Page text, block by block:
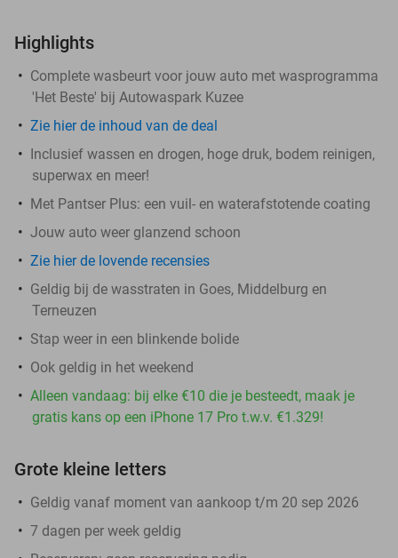
Highlights
Complete wasbeurt voor jouw auto met wasprogramma
'Het Beste' bij Autowaspark Kuzee
Zie hier de inhoud van de deal
Inclusief wassen en drogen, hoge druk, bodem reinigen,
superwax en meer!
Met Pantser Plus: een vuil- en waterafstotende coating
Jouw auto weer glanzend schoon
Zie hier de lovende recensies
Geldig bij de wasstraten in Goes, Middelburg en
Terneuzen
Stap weer in een blinkende bolide
Ook geldig in het weekend
Alleen vandaag: bij elke €10 die je besteedt, maak je
gratis kans op een iPhone 17 Pro t.w.v. €1.329!
Grote kleine letters
Geldig vanaf moment van aankoop t/m 20 sep 2026
7 dagen per week geldig